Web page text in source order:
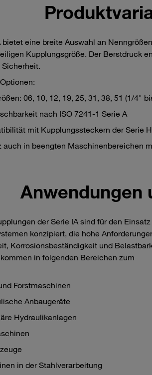
bietet eine breite Auswahl an
Kupplungsgröße. Der Berstdruck
06, 10, 12, 19, 25, 31, 38, 51 (1/4"
nach ISO 7241-1 Serie A
mit Kupplungssteckern der Serie
auch in beengten Maschinenbereichen
Anwendungen
der Serie IA sind für den Einsatz
konzipiert, die hohe
Korrosionsbeständigkeit und
in folgenden Bereichen zum
Forstmaschinen
Anbaugeräte
Hydraulikanlagen
in der Stahlverarbeitung